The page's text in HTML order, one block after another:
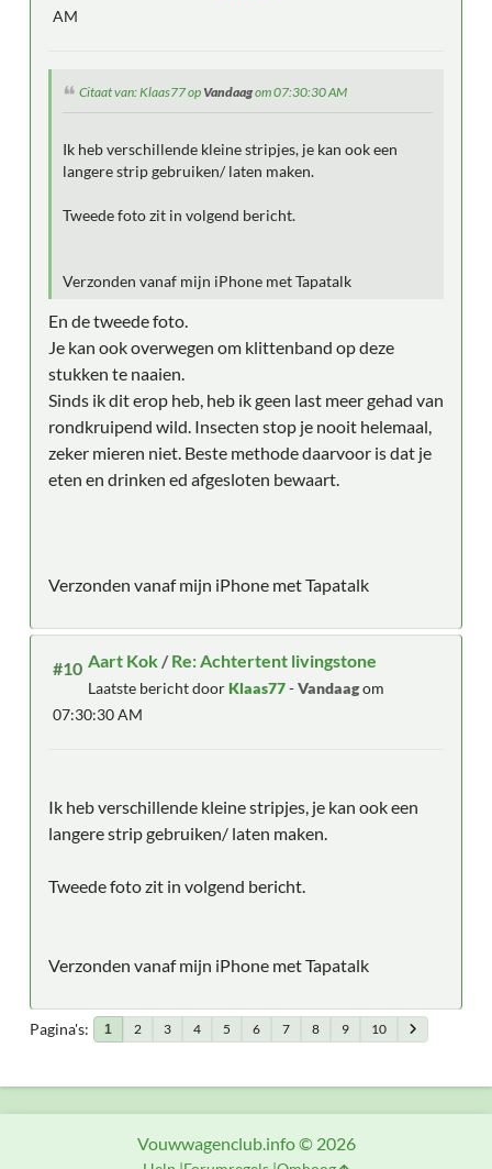
AM
Citaat van: Klaas77 opVandaagom 07:30:30 AM
Ik heb verschillende kleine stripjes, je kan ook een
langere strip gebruiken/ laten maken.
Tweede foto zit in volgend bericht.
Verzonden vanaf mijn iPhone met Tapatalk
En de tweede foto.
Je kan ook overwegen om klittenband op deze
stukken te naaien.
Sinds ik dit erop heb, heb ik geen last meer gehad van
rondkruipend wild. Insecten stop je nooit helemaal,
zeker mieren niet. Beste methode daarvoor is dat je
eten en drinken ed afgesloten bewaart.
Verzonden vanaf mijn iPhone met Tapatalk
#10 Aart Kok /Re: Achtertent livingstone
Laatste bericht doorKlaas77-Vandaagom
07:30:30 AM
Ik heb verschillende kleine stripjes, je kan ook een
langere strip gebruiken/ laten maken.
Tweede foto zit in volgend bericht.
Verzonden vanaf mijn iPhone met Tapatalk
Pagina's 1 2 3 4 5 6 7 8 9 10
Vouwwagenclub.info © 2026